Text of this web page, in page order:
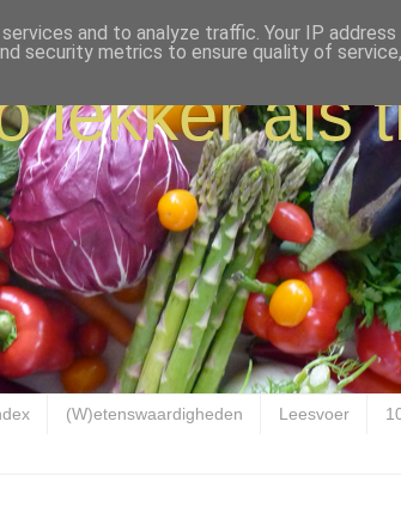
lekker als
(W)etenswaardigheden Leesvoer
and to analyze traffic. Your IP address
security metrics to ensure quality of